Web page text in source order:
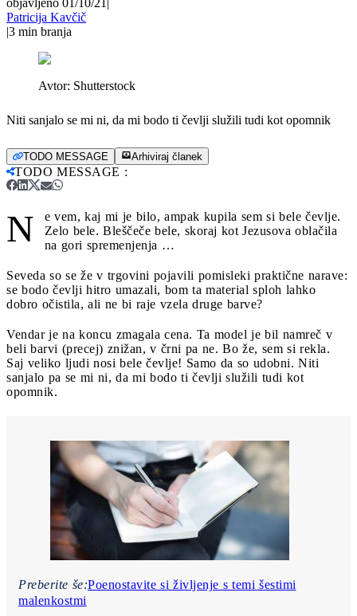
Patricija Kavčič
|3 min branja
Avtor: Shutterstock
Niti sanjalo se mi ni, da mi bodo ti čevlji služili tudi kot opomnik
TODO MESSAGE Arhiviraj članek
TODO MESSAGE :
N
e vem, kaj mi je bilo, ampak kupila sem si bele čevlje.
Zelo bele. Bleščeče bele, skoraj kot Jezusova oblačila
na gori spremenjenja …
Seveda so se že v trgovini pojavili pomisleki praktične narave:
se bodo čevlji hitro umazali, bom ta material sploh lahko
dobro očistila, ali ne bi raje vzela druge barve?
Vendar je na koncu zmagala cena. Ta model je bil namreč v
beli barvi (precej) znižan, v črni pa ne. Bo že, sem si rekla.
Saj veliko ljudi nosi bele čevlje! Samo da so udobni. Niti
sanjalo pa se mi ni, da mi bodo ti čevlji služili tudi kot
opomnik.
Preberite še:Poenostavite si življenje s temi šestimi
malenkostmi